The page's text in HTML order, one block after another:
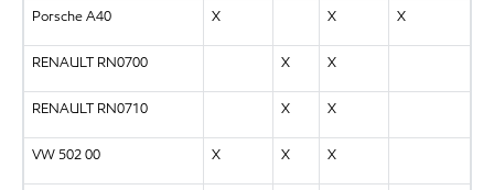
Porsche A40 X X X
RENAULT RN0700 X X
RENAULT RN0710 X X
VW 502 00 X X X